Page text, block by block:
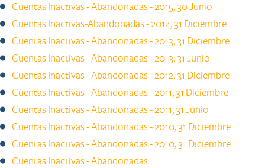
Cuentas Inactivas - Abandonadas - 2015, 30 Junio​ ​​​​​​​​​​​​
Cuentas Inactivas-Abandonadas - 2014, 31 Diciembre
Cuentas Inactivas - Abandonadas - 2013, 31 Diciembre​​
Cuentas Inactivas - Abandonadas - 2013, 31 Junio
Cuentas Inactivas - Abandonadas - 2012, 31 Diciembre
Cuentas Inactivas - Abandonadas - 2011, 31 Diciembre ​
Cuentas Inactivas - Abandonadas - 2011, 31 Junio ​
Cuentas Inactivas - Abandonadas - 2010, 31 Diciembre
Cuentas Inactivas - Abandonadas - 2010, 31 Diciembre​​​​​​
Cuentas Inactivas - Abandonadas